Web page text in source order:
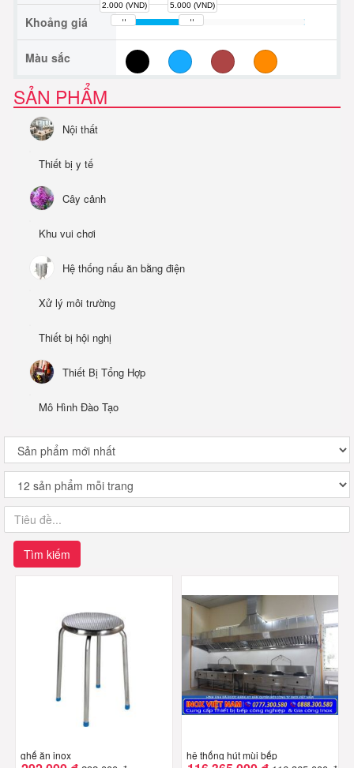
Mô Hình Đào Tạo
Khoảng giá
2.000 (VND) 5.000 (VND)
Màu sắc
SẢN PHẨM
Nội thất
Thiết bị y tế
Cây cảnh
Khu vui chơi
Hệ thống nấu ăn bằng điện
Xử lý môi trường
Thiết bị hội nghị
Thiết Bị Tổng Hợp
Mô Hình Đào Tạo
Tìm kiếm
ghế ăn inox hệ thống hút mùi bếp